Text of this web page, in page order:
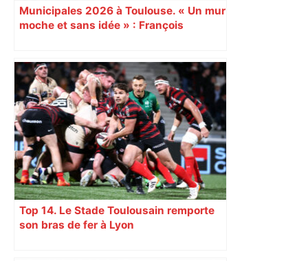
Municipales 2026 à Toulouse. « Un mur
moche et sans idée » : François
Augustins
Top 14. Le Stade Toulousain remporte
son bras de fer à Lyon